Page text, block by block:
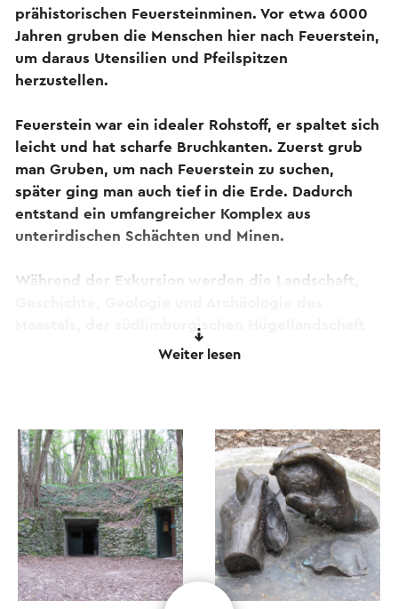
prähistorischen Feuersteinminen. Vor etwa 6000
Jahren gruben die Menschen hier nach Feuerstein,
um daraus Utensilien und Pfeilspitzen
herzustellen.
Feuerstein war ein idealer Rohstoff, er spaltet sich
leicht und hat scharfe Bruchkanten. Zuerst grub
man Gruben, um nach Feuerstein zu suchen,
später ging man auch tief in die Erde. Dadurch
entstand ein umfangreicher Komplex aus
unterirdischen Schächten und Minen.
Während der Exkursion werden die Landschaft,
Maastals, der südlimburgischen Hügellandschaft
und die faszinierende Geschichte der Ausgrabung
Zeiten. Sie wandern durch das schöne Savelsbos
auf begehbaren Wanderwegen zum
Feuersteinbergwerk.
Zwischen dem 1. April und dem 1. Oktober werden
an ausgewählten Wochenendtagen und
Werktagsabenden während der Feiertage (Ostern,
Juli-August usw.) und außerhalb der Feiertage
Weiter lesen